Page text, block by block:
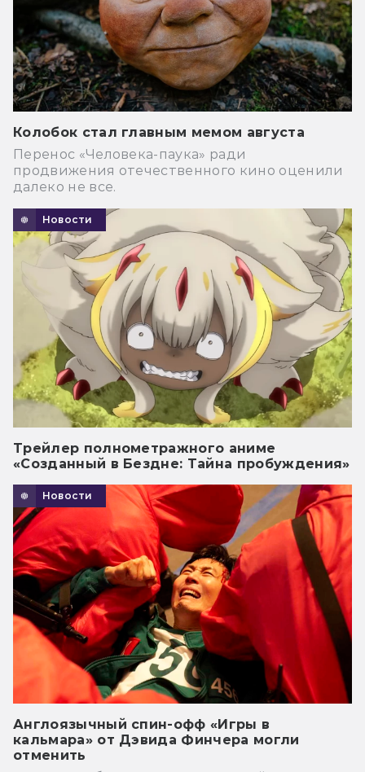
Колобок стал главным мемом августа
Перенос «Человека-паука» ради
продвижения отечественного кино оценили
далеко не все.
Новости
Трейлер полнометражного аниме
«Созданный в Бездне: Тайна пробуждения»
Новости
Англоязычный спин-офф «Игры в
кальмара» от Дэвида Финчера могли
отменить